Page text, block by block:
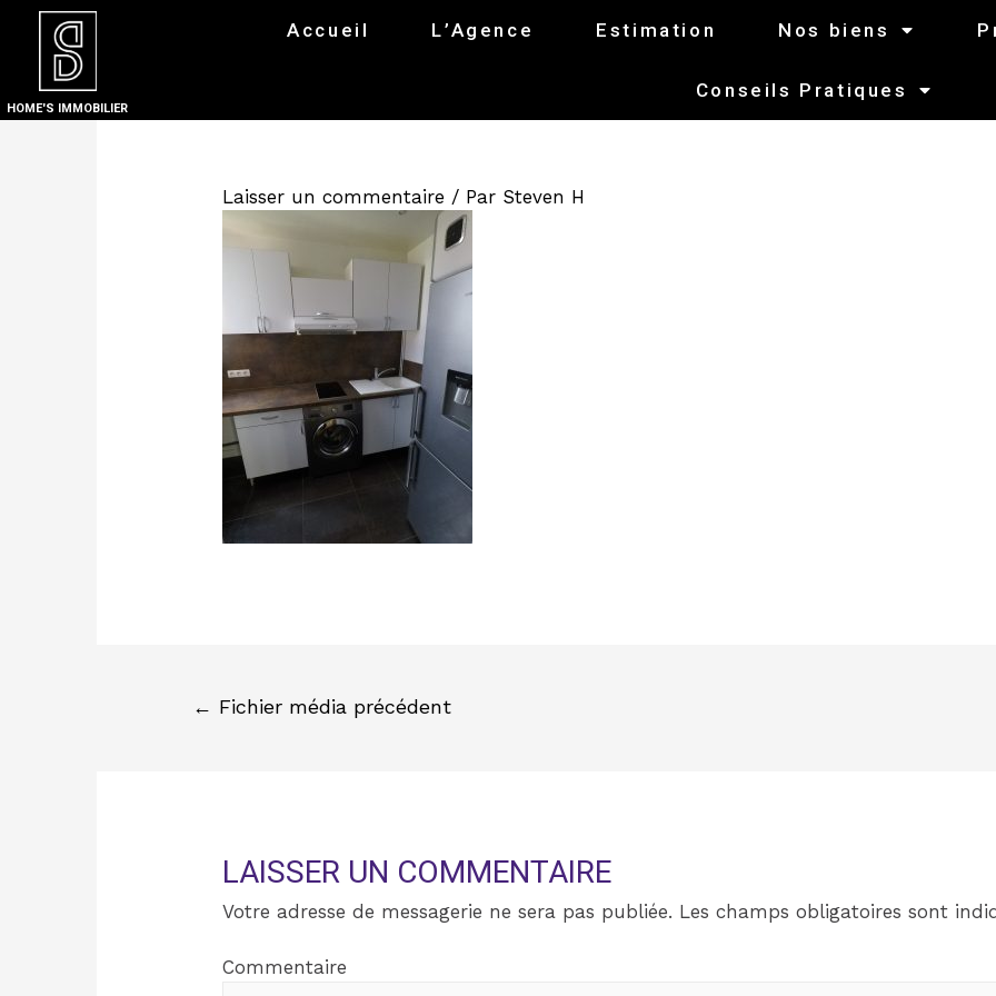
HOME'S IMMOBILIER
Accueil L’Agence Estimation Nos biens
Conseils Pratiques
Laisser un commentaire / Par Steven H
← Fichier média précédent
LAISSER UN COMMENTAIRE
Votre adresse de messagerie ne sera pas publiée. Les champs obligatoires sont
Commentaire